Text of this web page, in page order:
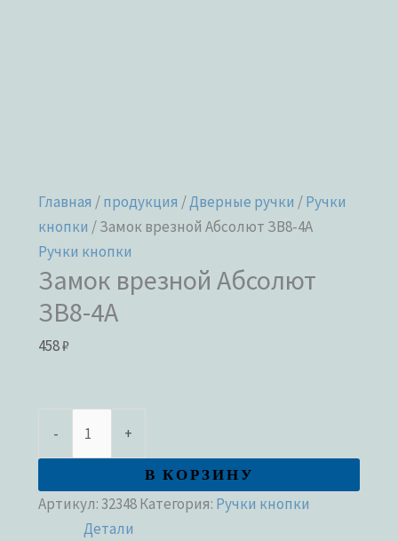
Главная /продукция /Дверные ручки /Ручки
кнопки / Замок врезной Абсолют ЗВ8-4А
Ручки кнопки
Замок врезной Абсолют
ЗВ8-4А
458₽
- +
В КОРЗИНУ
Артикул:32348Категория: Ручки кнопки
Детали